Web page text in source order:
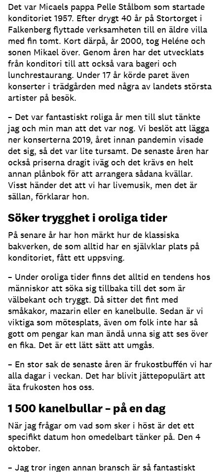
Det var Micaels pappa Pelle Stålbom som startade
konditoriet 1957. Efter drygt 40 år på Stortorget i
Falkenberg flyttade verksamheten till en äldre villa
med fin tomt. Kort därpå, år 2000, tog Heléne och
sonen Mikael över. Genom åren har det utvecklats
från konditori till att också vara bageri och
lunchrestaurang. Under 17 år körde paret även
konserter i trädgården med några av landets största
artister på besök.
– Det var fantastiskt roliga år men till slut tänkte
jag och min man att det var nog. Vi beslöt att lägga
ner konserterna 2019, året innan pandemin visade
det sig, så det var lite tursamt. De senaste åren har
också priserna dragit iväg och det krävs en helt
annan plånbok för att arrangera sådana kvällar.
Visst händer det att vi har livemusik, men det är
sällan, förklarar hon.
Söker trygghet i oroliga tider
På senare år har hon märkt hur de klassiska
bakverken, de som alltid har en självklar plats på
konditoriet, fått ett uppsving.
– Under oroliga tider finns det alltid en tendens hos
människor att söka sig tillbaka till det som är
välbekant och tryggt. Då sitter det fint med
småkakor, mazarin eller en kanelbulle. Sedan är vi
viktiga som mötesplats, även om folk inte har så
gott om pengar kan man ändå unna sig att ses över
en fika. Det är ett lätt sätt att umgås.
– En stor sak de senaste åren är frukostbuffén vi har
alla dagar i veckan. Det har blivit jättepopulärt att
äta frukosten hos oss.
1 500 kanelbullar – på en dag
När jag frågar om vad som sker i höst är det ett
specifikt datum hon omedelbart tänker på. Den 4
oktober.
– Jag tror ingen annan bransch är så fantastiskt